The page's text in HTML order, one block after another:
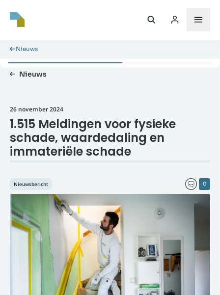
Nieuws
Nieuws
26 november 2024
1.515 Meldingen voor fysieke
schade, waardedaling en
immateriële schade
0
Nieuwsbericht